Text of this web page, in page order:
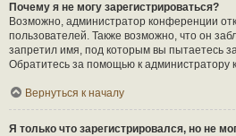
Почему я не могу зарегистрироваться?
Возможно, администратор конференции
пользователей. Также возможно, что он
запретил имя, под которым вы пытаетесь
Обратитесь за помощью к администратору
Вернуться к началу
Я только что зарегистрировался, но не